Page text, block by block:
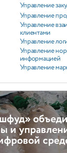
Управление
Управление
Управление
клиентами
Управление
Управление
информацией
Управление
и